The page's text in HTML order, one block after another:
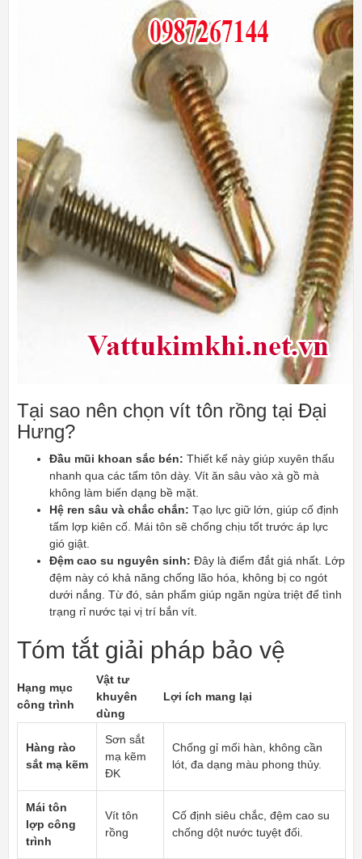
Tại sao nên chọn vít tôn rồng tại Đại
Hưng?
Đầu mũi khoan sắc bén: Thiết kế này giúp xuyên thấu
nhanh qua các tấm tôn dày. Vít ăn sâu vào xà gồ mà
không làm biến dạng bề mặt.
Hệ ren sâu và chắc chắn: Tạo lực giữ lớn, giúp cố định
tấm lợp kiên cố. Mái tôn sẽ chống chịu tốt trước áp lực
gió giật.
Đệm cao su nguyên sinh: Đây là điểm đắt giá nhất. Lớp
đệm này có khả năng chống lão hóa, không bị co ngót
dưới nắng. Từ đó, sản phẩm giúp ngăn ngừa triệt để tình
trạng rỉ nước tại vị trí bắn vít.
Tóm tắt giải pháp bảo vệ
Hạng mục
công trình
Vật tư
khuyên
dùng
Lợi ích mang lại
Hàng rào
sắt mạ kẽm
Sơn sắt
mạ kẽm
ĐK
Chống gỉ mối hàn, không cần
lót, đa dạng màu phong thủy.
Mái tôn
lợp công
trình
Vít tôn
rồng
Cố định siêu chắc, đệm cao su
chống dột nước tuyệt đối.